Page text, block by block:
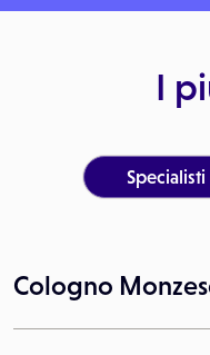
I
Specialisti
Cologno